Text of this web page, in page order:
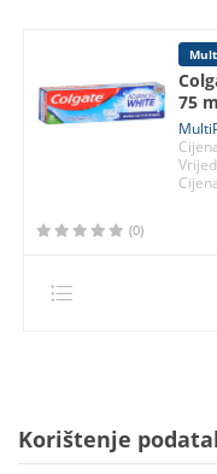
75
(0)
Korištenje